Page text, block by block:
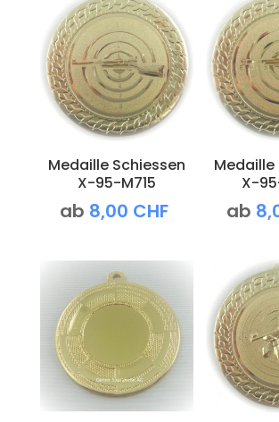
Medaille Schiessen
X-95-M715
ab 8,00 CHF
Medaille
X-
ab